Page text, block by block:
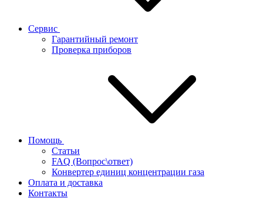
Сервис
Гарантийный ремонт
Проверка приборов
Помощь
Статьи
FAQ (Вопрос\ответ)
Конвертер единиц концентрации газа
Оплата и доставка
Контакты